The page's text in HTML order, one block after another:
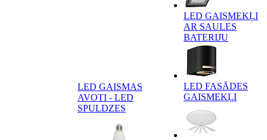
LED GAISMAS
AVOTI - LED
SPULDZES
LED GAISMEKĻI
AR SAULES
BATERIJU
LED FASĀDES
GAISMEKĻI